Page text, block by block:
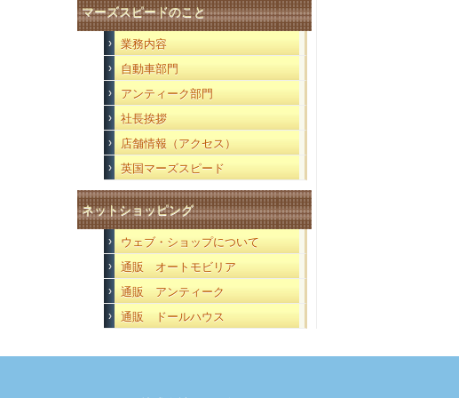
マーズスピードのこと
業務内容
自動車部門
アンティーク部門
社長挨拶
店舗情報（アクセス）
英国マーズスピード
ネットショッピング
ウェブ・ショップについて
通販 オートモビリア
通販 アンティーク
通販 ドールハウス